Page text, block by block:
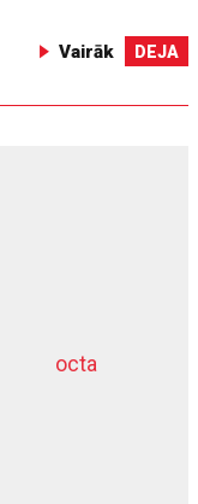
Vairāk DEJA
octa
dziļurbums